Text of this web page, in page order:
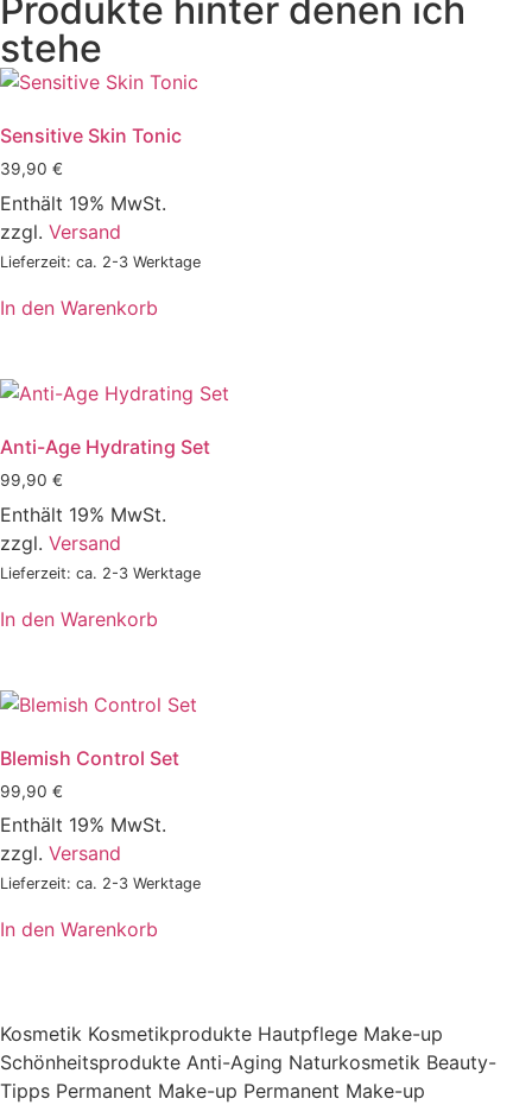
Produkte hinter denen ich
stehe
Sensitive Skin Tonic
39,90 €
Enthält 19% MwSt.
zzgl. Versand
Lieferzeit: ca. 2-3 Werktage
In den Warenkorb
Anti-Age Hydrating Set
99,90 €
Enthält 19% MwSt.
zzgl. Versand
Lieferzeit: ca. 2-3 Werktage
In den Warenkorb
Blemish Control Set
99,90 €
Enthält 19% MwSt.
zzgl. Versand
Lieferzeit: ca. 2-3 Werktage
In den Warenkorb
Kosmetik Kosmetikprodukte Hautpflege Make-up
Schönheitsprodukte Anti-Aging Naturkosmetik Beauty-
Tipps Permanent Make-up Permanent Make-up